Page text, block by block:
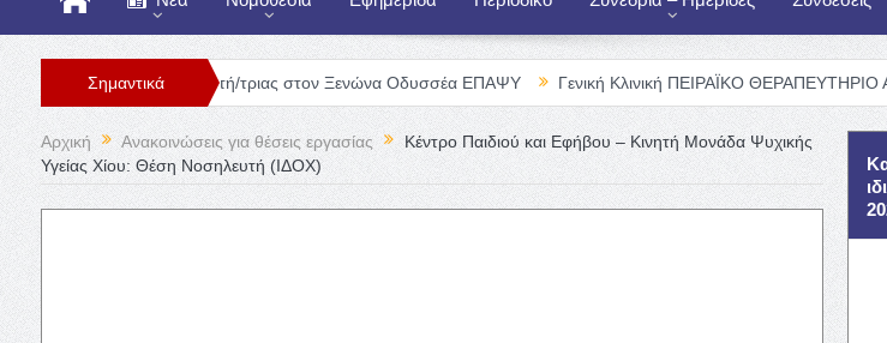
Σημαντικά
Νοσηλευτή/τριας στον Ξενώνα Οδυσσέα ΕΠΑΨΥ Γενική Κλινική ΠΕΙΡΑΪΚΟ ΘΕΡΑΠΕΥΤΗΡΙΟ Α. Ε. – Θέσεις
Αρχική Ανακοινώσεις για θέσεις εργασίας
Κέντρο Παιδιού και Εφήβου – Κινητή Μονάδα Ψυχικής
Υγείας Χίου: Θέση Νοσηλευτή (ΙΔΟΧ)